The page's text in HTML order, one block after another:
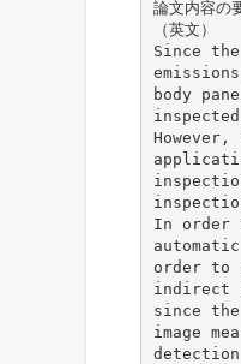
論文内容の
（英文）
Since
body
In order
order to
indirect
since
image